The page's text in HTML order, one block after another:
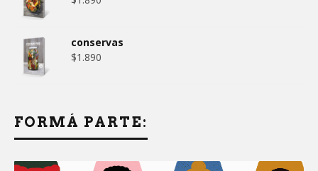
conservas
$1.890
FORMÁ PARTE: